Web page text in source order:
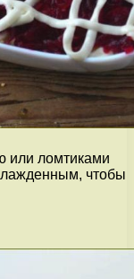
или ломтиками
чтобы